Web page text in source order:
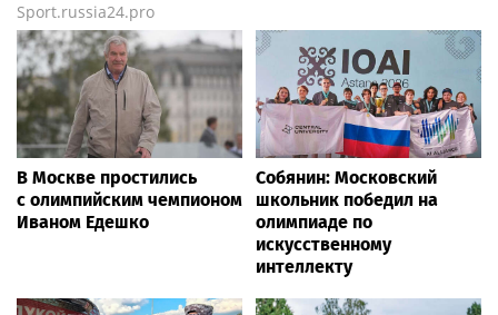
Sport.russia24.pro
В Москве простились
с олимпийским чемпионом
Иваном Едешко
Собянин: Московский
школьник победил на
олимпиаде по
искусственному
интеллекту